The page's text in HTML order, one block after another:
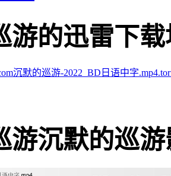
的迅雷下载
沉默的巡游-2022_BD日语中字
沉默的巡游